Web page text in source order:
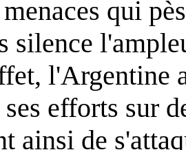
qui
silence
l'Argentine
efforts sur
ainsi de